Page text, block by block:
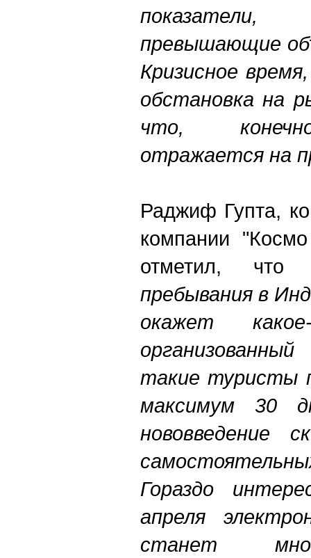
превышающие
Кризисное
обстановка на
что,
отражается на
Раджиф Гупта,
компании
отметил, что
пребывания в
окажет
такие туристы
максимум 30
нововведение
Гораздо
апреля
станет